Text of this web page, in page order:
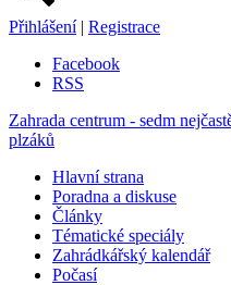
Přihlášení | Registrace
Facebook
RSS
Zahrada centrum - sedm
plzáků
Hlavní strana
Poradna a diskuse
Články
Tématické speciály
Zahrádkářský kalendář
Počasí